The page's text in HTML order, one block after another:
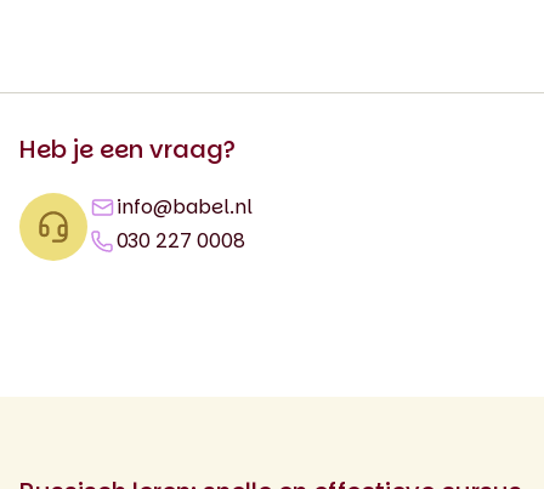
Heb je een vraag?
info@babel.nl
030 227 0008